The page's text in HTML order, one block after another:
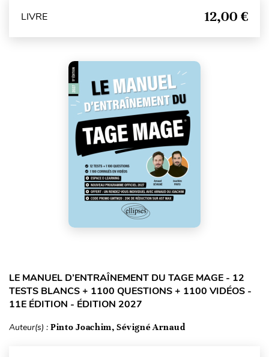
LIVRE 12,00 €
LE MANUEL D’ENTRAÎNEMENT DU TAGE MAGE - 12
TESTS BLANCS + 1100 QUESTIONS + 1100 VIDÉOS -
11E ÉDITION - ÉDITION 2027
Auteur(s) : Pinto Joachim, Sévigné Arnaud